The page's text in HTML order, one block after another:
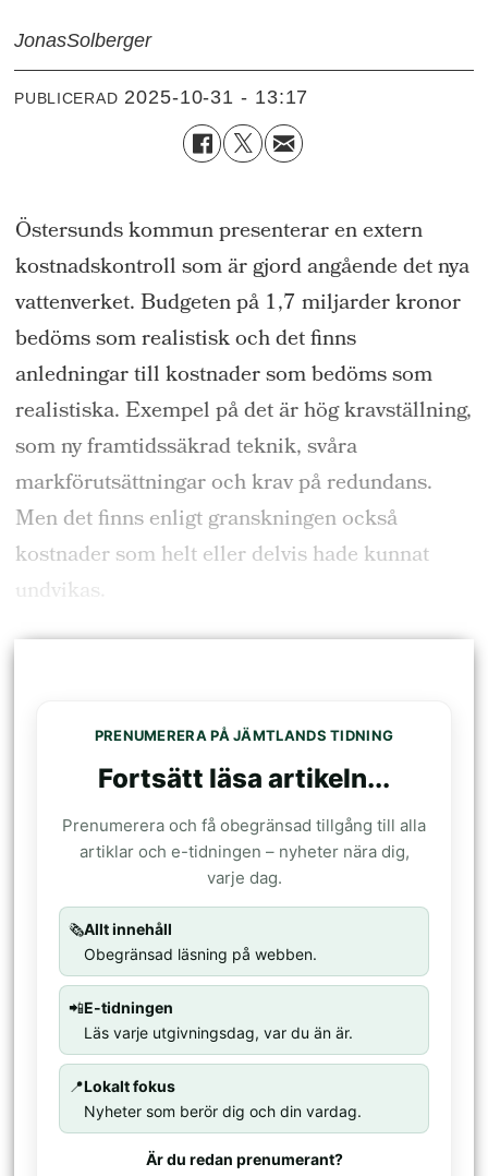
JonasSolberger
PUBLICERAD 2025-10-31 - 13:17
Östersunds kommun presenterar en extern
kostnadskontroll som är gjord angående det nya
vattenverket. Budgeten på 1,7 miljarder kronor
bedöms som realistisk och det finns
anledningar till kostnader som bedöms som
realistiska. Exempel på det är hög kravställning,
som ny framtidssäkrad teknik, svåra
markförutsättningar och krav på redundans.
Men det finns enligt granskningen också
kostnader som helt eller delvis hade kunnat
undvikas.
PRENUMERERA PÅ JÄMTLANDS TIDNING
Fortsätt läsa artikeln...
Prenumerera och få obegränsad tillgång till alla
artiklar och e-tidningen – nyheter nära dig,
varje dag.
🗞️Allt innehåll
Obegränsad läsning på webben.
📲E-tidningen
Läs varje utgivningsdag, var du än är.
📍Lokalt fokus
Nyheter som berör dig och din vardag.
Är du redan prenumerant?